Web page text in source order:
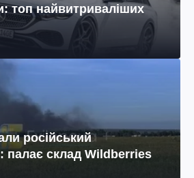
топ найвитриваліших
російський
палає склад Wildberries